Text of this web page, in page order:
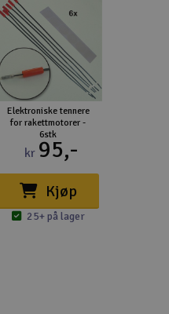
Elektroniske tennere
for rakettmotorer -
6stk
kr 95,-
Kjøp
25+ på lager